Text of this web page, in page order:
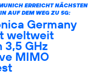
ERREICHT NÄCHSTEN
AUF DEM WEG ZU 5G:
Germany
weltweit
3,5 GHz
MIMO